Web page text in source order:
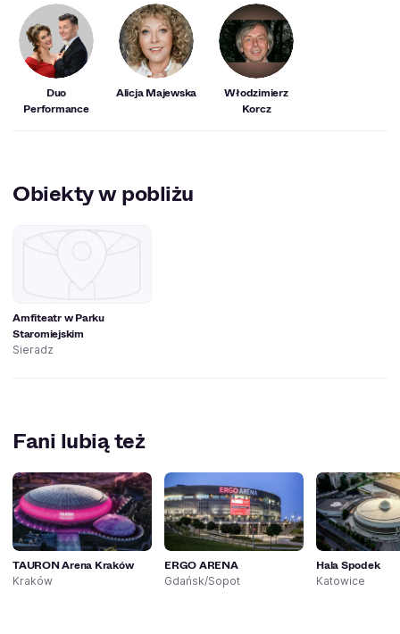
Duo
Performance
Alicja Majewska
Włodzimierz
Korcz
Obiekty w pobliżu
Amfiteatr w Parku
Staromiejskim
Sieradz
Fani lubią też
TAURON Arena Kraków
Kraków
ERGO ARENA
Gdańsk/Sopot
Hala Spodek
Katowice